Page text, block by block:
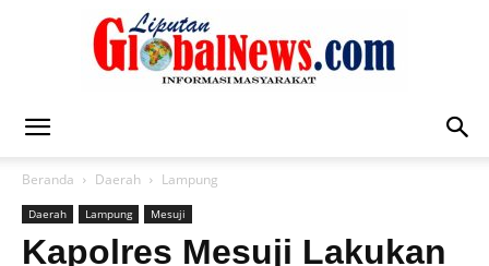
Global
Beranda Daerah Lampung
Daerah Lampung Mesuji
Kapolres Mesuji Lakukan